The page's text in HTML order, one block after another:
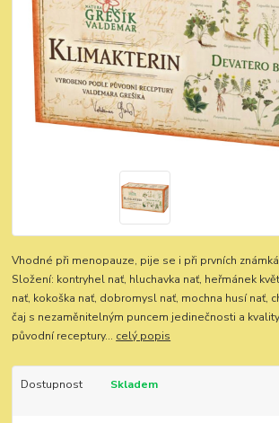
Vhodné při menopauze, pije se i při prvních
Složení: kontryhel nať, hluchavka nať, heřmánek
nať, kokoška nať, dobromysl nať, mochna husí nať,
čaj s nezaměnitelným puncem jedinečnosti a
původní receptury... celý popis
Dostupnost Skladem